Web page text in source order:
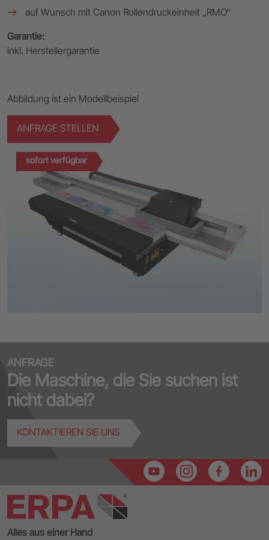
auf Wunsch mit Canon Rollendruckeinheit „RMO“
Garantie:
inkl. Herstellergarantie
Abbildung ist ein Modellbeispiel
ANFRAGE STELLEN
sofort verfügbar
ANFRAGE
Die Maschine, die Sie suchen ist
nicht dabei?
KONTAKTIEREN SIE UNS
Alles aus einer Hand